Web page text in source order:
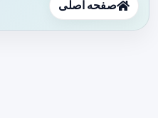
صفحه اصلی